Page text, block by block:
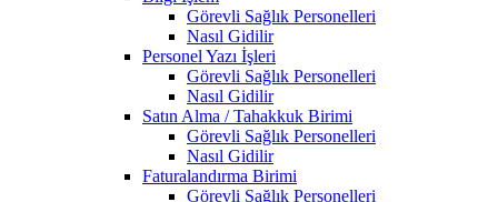
Görevli Sağlık Personelleri
Nasıl Gidilir
Personel Yazı İşleri
Görevli Sağlık Personelleri
Nasıl Gidilir
Satın Alma / Tahakkuk Birimi
Görevli Sağlık Personelleri
Nasıl Gidilir
Faturalandırma Birimi
Görevli Sağlık Personelleri